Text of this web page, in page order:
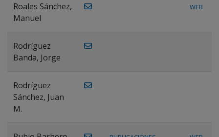
Roales Sánchez,
Manuel
WEB
Rodríguez
Banda, Jorge
Rodríguez
Sánchez, Juan
M.